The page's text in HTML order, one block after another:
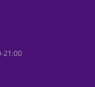
21:00